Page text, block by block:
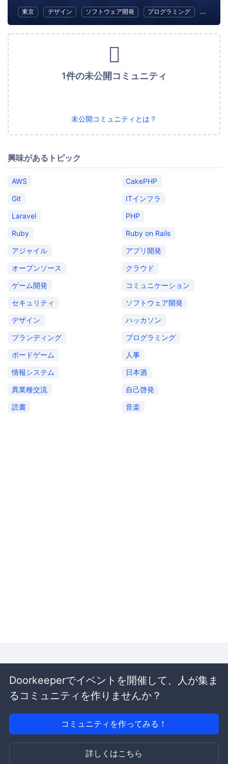
東京
デザイン ソフトウェア開発 プログラミング 初心者
1件の未公開コミュニティ
未公開コミュニティとは？
興味があるトピック
AWS
CakePHP
Git
ITインフラ
Laravel
PHP
Ruby
Ruby on Rails
アジャイル
アプリ開発
オープンソース
クラウド
ゲーム開発
コミュニケーション
セキュリティ
ソフトウェア開発
デザイン
ハッカソン
ブランディング
プログラミング
ボードゲーム
人事
情報システム
日本酒
異業種交流
自己啓発
読書
音楽
Doorkeeperでイベントを開催して、人が集ま
るコミュニティを作りませんか？
コミュニティを作ってみる！
詳しくはこちら